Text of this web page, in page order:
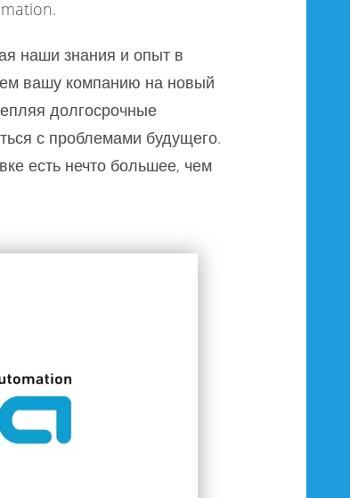
наши знания и опыт в
вашу компанию на новый
долгосрочные
с проблемами будущего.
есть нечто большее, чем